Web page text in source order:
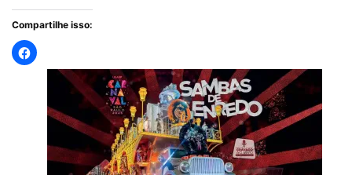
Compartilhe isso: